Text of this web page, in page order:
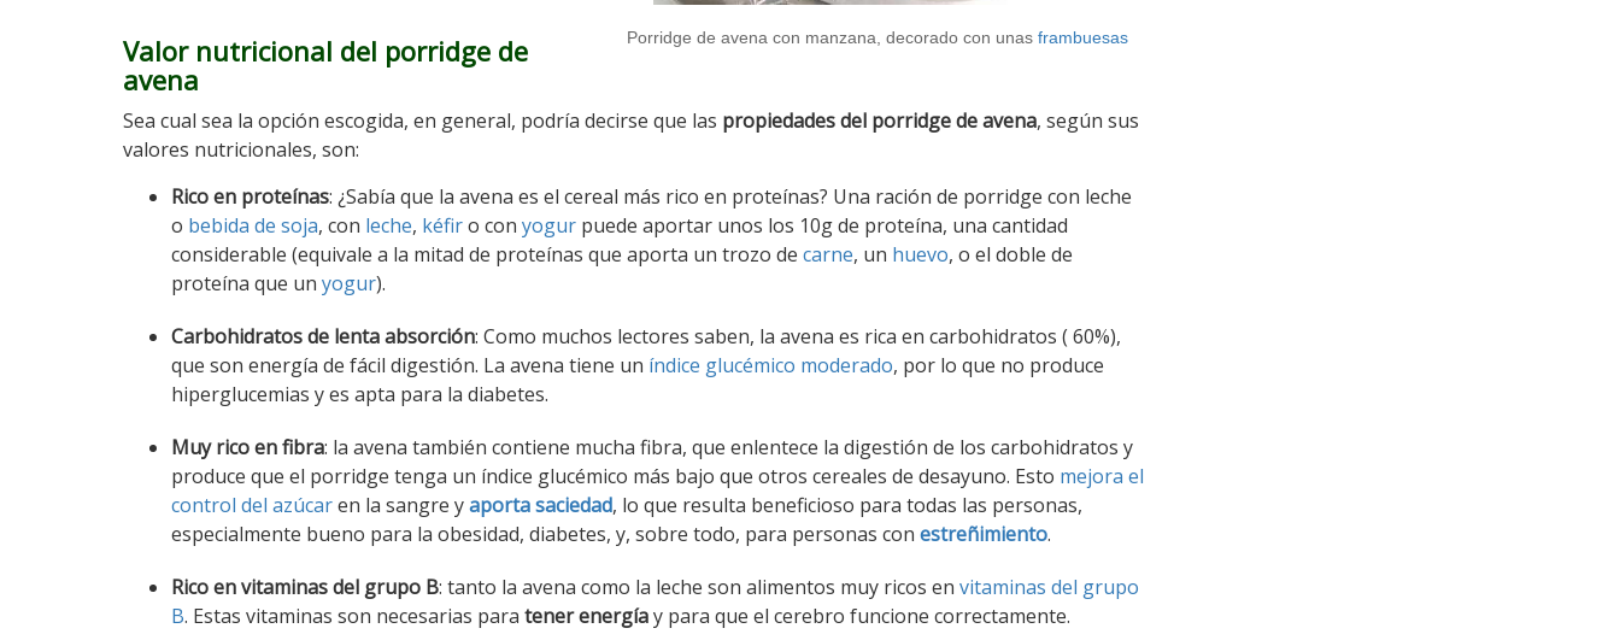
Porridge de avena con manzana, decorado con unas frambuesas
Valor nutricional del porridge de
avena
Sea cual sea la opción escogida, en general, podría decirse que las propiedades del porridge de avena, según sus
valores nutricionales, son:
Rico en proteínas: ¿Sabía que la avena es el cereal más rico en proteínas? Una ración de porridge con leche
o bebida de soja, con leche, kéfiro con yogur puede aportar unos los 10g de proteína, una cantidad
considerable (equivale a la mitad de proteínas que aporta un trozo de carne, un huevo, o el doble de
proteína que un yogur).
Carbohidratos de lenta absorción: Como muchos lectores saben, la avena es rica en carbohidratos ( 60%),
que son energía de fácil digestión. La avena tiene un índice glucémico moderado, por lo que no produce
hiperglucemias y es apta para la diabetes.
Muy rico en fibra: la avena también contiene mucha fibra, que enlentece la digestión de los carbohidratos y
produce que el porridge tenga un índice glucémico más bajo que otros cereales de desayuno. Esto mejora el
control del azúcaren la sangre yaporta saciedad, lo que resulta beneficioso para todas las personas,
especialmente bueno para la obesidad, diabetes, y, sobre todo, para personas con estreñimiento.
Rico en vitaminas del grupo B: tanto la avena como la leche son alimentos muy ricos en vitaminas del grupo
B. Estas vitaminas son necesarias para tener energíay para que el cerebro funcione correctamente.